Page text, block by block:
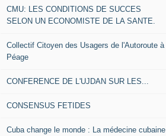
CMU: LES CONDITIONS DE SUCCES
SELON UN ECONOMISTE DE LA SANTE.
Collectif Citoyen des Usagers de l'Autoroute à
Péage
CONFERENCE DE L'UJDAN SUR LES...
CONSENSUS FETIDES
Cuba change le monde : La médecine cubaine